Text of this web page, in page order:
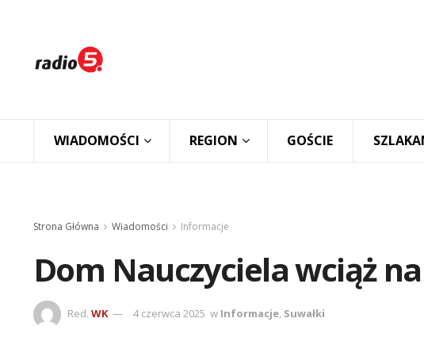
WIADOMOŚCI REGION GOŚCIE
Strona Główna Wiadomości Informacje
Dom Nauczyciela wciąż
Red. WK 4 czerwca 2025 w Informacje, Suwałki